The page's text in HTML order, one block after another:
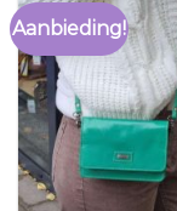
Aanbieding!